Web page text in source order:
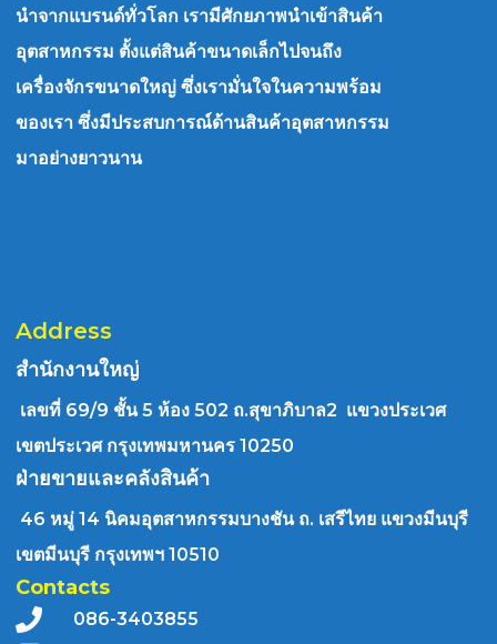
นำจากแบรนด์ทั่วโลก เรามีศักยภาพนำเข้าสินค้า
อุตสาหกรรม ตั้งแต่สินค้าขนาดเล็กไปจนถึง
เครื่องจักรขนาดใหญ่ ซึ่งเรามั่นใจในความพร้อม
ของเรา ซึ่งมีประสบการณ์ด้านสินค้าอุตสาหกรรม
มาอย่างยาวนาน
Address
สำนักงานใหญ่
เลขที่ 69/9 ชั้น 5 ห้อง 502 ถ.สุขาภิบาล2 แขวงประเวศ
เขตประเวศ กรุงเทพมหานคร 10250
ฝ่ายขายและคลังสินค้า
46 หมู่ 14 นิคมอุตสาหกรรมบางชัน ถ. เสรีไทย แขวงมีนบุรี
เขตมีนบุรี กรุงเทพฯ 10510
Contacts
086-3403855